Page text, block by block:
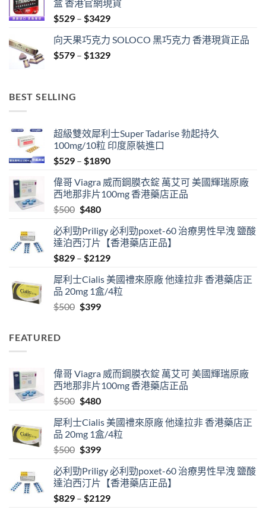
through
$1329
盒 香港官網現貨
$529 – $3429Price
$529
through
向天果巧克力 SOLOCO 黑巧克力 香港現貨正品
$579 – $1329Price
BEST SELLING
超級雙效犀利士Super Tadarise 勃起持久
100mg/10粒 印度原裝進口
$529 – $1890Price
$529
through
偉哥 Viagra 威而鋼膜衣錠 萬艾可 美國輝瑞原廠
西地那非片100mg 香港藥店正品
$500 Original
was:
$500.
$480Current
is:
$480.
必利勁Priligy 必利勁poxet-60 治療男性早洩 鹽酸
達泊西汀片【香港藥店正品】
$829 – $2129Price
$829
through
犀利士Cialis 美國禮來原廠 他達拉非 香港藥店正
品 20mg 1盒/4粒
$500 Original
$399Current
FEATURED
偉哥 Viagra 威而鋼膜衣錠 萬艾可 美國輝瑞原廠
西地那非片100mg 香港藥店正品
$500 Original
was:
$500.
$480Current
is:
$480.
犀利士Cialis 美國禮來原廠 他達拉非 香港藥店正
品 20mg 1盒/4粒
$500 Original
was:
$500.
$399Current
is:
$399.
必利勁Priligy 必利勁poxet-60 治療男性早洩 鹽酸
達泊西汀片【香港藥店正品】
$829 – $2129Price